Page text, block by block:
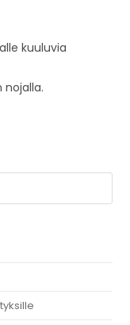
kuuluvia
nojalla.